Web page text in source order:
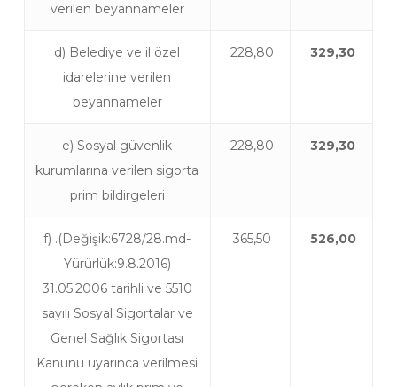
verilen beyannameler
d) Belediye ve il özel
idarelerine verilen
beyannameler
228,80 329,30
e) Sosyal güvenlik
kurumlarına verilen sigorta
prim bildirgeleri
228,80 329,30
f) .(Değişik:6728/28.md-
Yürürlük:9.8.2016)
31.05.2006 tarihli ve 5510
sayılı Sosyal Sigortalar ve
Genel Sağlık Sigortası
Kanunu uyarınca verilmesi
365,50 526,00